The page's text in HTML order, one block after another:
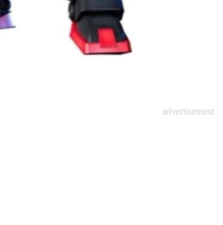
advertisement